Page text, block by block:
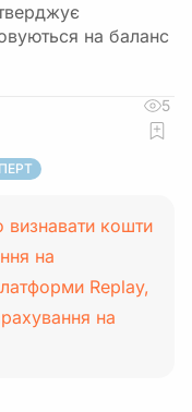
на баланс
5
кошти
на
Replay,
на